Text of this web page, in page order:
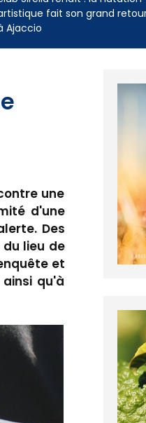
fait son grand
Ajaccio
une
d'une
Des
lieu de
et
qu'à